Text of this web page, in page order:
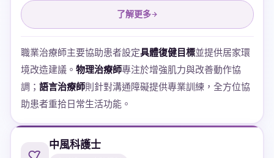
了解更多
職業治療師主要協助患者設定具體復健目標並提供居家環
境改造建議。 物理治療師專注於增強肌力與改善動作協
調； 語言治療師則針對溝通障礙提供專業訓練，全方位協
助患者重拾日常生活功能。
中風科護士